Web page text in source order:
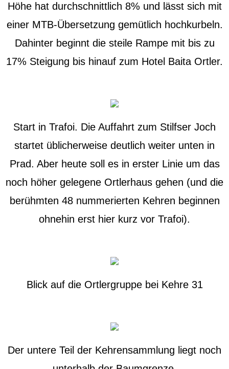
Höhe hat durchschnittlich 8% und lässt sich mit
einer MTB-Übersetzung gemütlich hochkurbeln.
Dahinter beginnt die steile Rampe mit bis zu
17% Steigung bis hinauf zum Hotel Baita Ortler.
Start in Trafoi. Die Auffahrt zum Stilfser Joch
startet üblicherweise deutlich weiter unten in
Prad. Aber heute soll es in erster Linie um das
noch höher gelegene Ortlerhaus gehen (und die
berühmten 48 nummerierten Kehren beginnen
ohnehin erst hier kurz vor Trafoi).
Blick auf die Ortlergruppe bei Kehre 31
Der untere Teil der Kehrensammlung liegt noch